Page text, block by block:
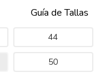
Guía de Tallas
44
50